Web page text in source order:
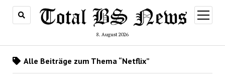
8. August 2026
Menü
öffnen
Alle Beiträge zum Thema “Netflix”